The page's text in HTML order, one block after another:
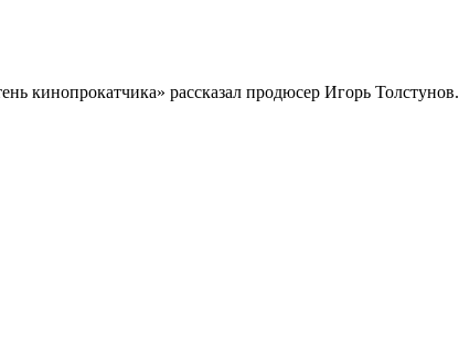
кинопрокатчика» рассказал продюсер Игорь Толстунов.